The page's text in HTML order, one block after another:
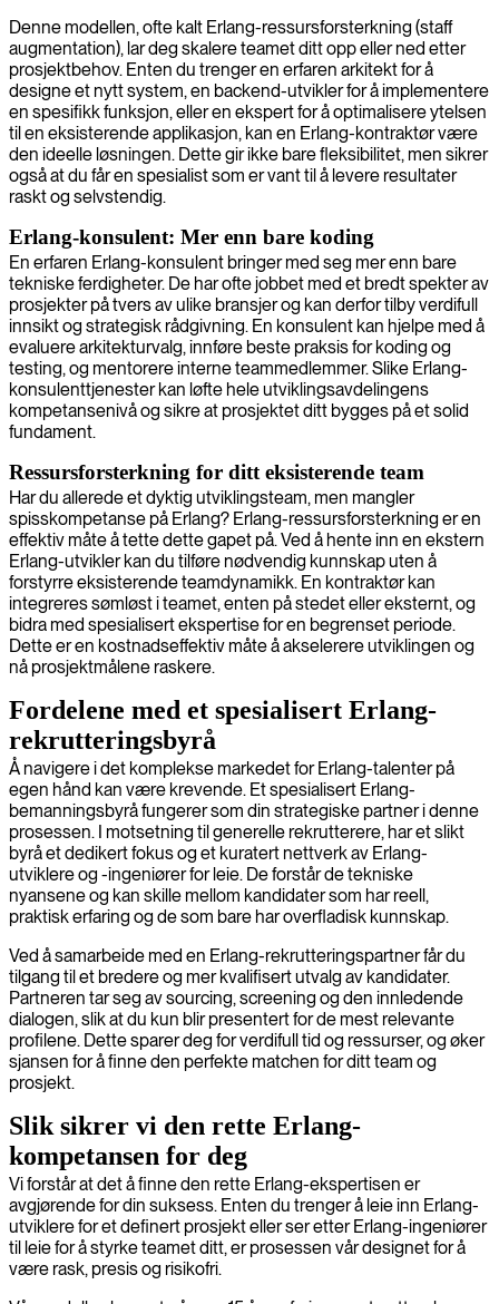
Denne modellen, ofte kalt Erlang-ressursforsterkning (staff
augmentation), lar deg skalere teamet ditt opp eller ned etter
prosjektbehov. Enten du trenger en erfaren arkitekt for å
designe et nytt system, en backend-utvikler for å implementere
en spesifikk funksjon, eller en ekspert for å optimalisere ytelsen
til en eksisterende applikasjon, kan en Erlang-kontraktør være
den ideelle løsningen. Dette gir ikke bare fleksibilitet, men sikrer
også at du får en spesialist som er vant til å levere resultater
raskt og selvstendig.
Erlang-konsulent: Mer enn bare koding
En erfaren Erlang-konsulent bringer med seg mer enn bare
tekniske ferdigheter. De har ofte jobbet med et bredt spekter av
prosjekter på tvers av ulike bransjer og kan derfor tilby verdifull
innsikt og strategisk rådgivning. En konsulent kan hjelpe med å
evaluere arkitekturvalg, innføre beste praksis for koding og
testing, og mentorere interne teammedlemmer. Slike Erlang-
konsulenttjenester kan løfte hele utviklingsavdelingens
kompetansenivå og sikre at prosjektet ditt bygges på et solid
fundament.
Ressursforsterkning for ditt eksisterende team
Har du allerede et dyktig utviklingsteam, men mangler
spisskompetanse på Erlang? Erlang-ressursforsterkning er en
effektiv måte å tette dette gapet på. Ved å hente inn en ekstern
Erlang-utvikler kan du tilføre nødvendig kunnskap uten å
forstyrre eksisterende teamdynamikk. En kontraktør kan
integreres sømløst i teamet, enten på stedet eller eksternt, og
bidra med spesialisert ekspertise for en begrenset periode.
Dette er en kostnadseffektiv måte å akselerere utviklingen og
nå prosjektmålene raskere.
Fordelene med et spesialisert Erlang-
rekrutteringsbyrå
Å navigere i det komplekse markedet for Erlang-talenter på
egen hånd kan være krevende. Et spesialisert Erlang-
bemanningsbyrå fungerer som din strategiske partner i denne
prosessen. I motsetning til generelle rekrutterere, har et slikt
byrå et dedikert fokus og et kuratert nettverk av Erlang-
utviklere og -ingeniører for leie. De forstår de tekniske
nyansene og kan skille mellom kandidater som har reell,
praktisk erfaring og de som bare har overfladisk kunnskap.
Ved å samarbeide med en Erlang-rekrutteringspartner får du
tilgang til et bredere og mer kvalifisert utvalg av kandidater.
Partneren tar seg av sourcing, screening og den innledende
dialogen, slik at du kun blir presentert for de mest relevante
profilene. Dette sparer deg for verdifull tid og ressurser, og øker
sjansen for å finne den perfekte matchen for ditt team og
prosjekt.
Slik sikrer vi den rette Erlang-
kompetansen for deg
Vi forstår at det å finne den rette Erlang-ekspertisen er
avgjørende for din suksess. Enten du trenger å leie inn Erlang-
utviklere for et definert prosjekt eller ser etter Erlang-ingeniører
til leie for å styrke teamet ditt, er prosessen vår designet for å
være rask, presis og risikofri.